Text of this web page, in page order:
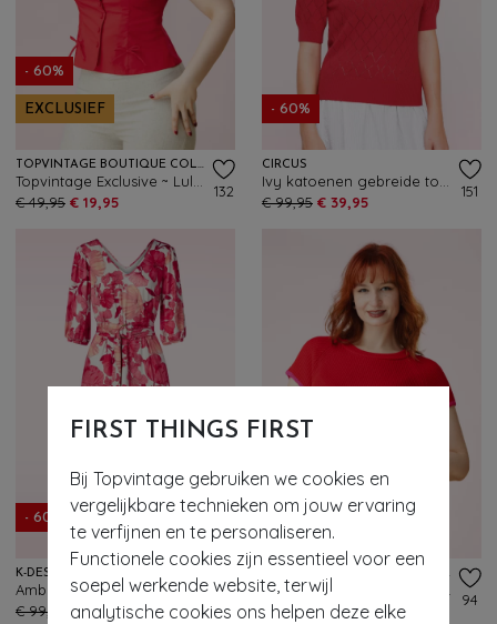
FIRST THINGS FIRST
Bij Topvintage gebruiken we cookies en
vergelijkbare technieken om jouw ervaring
te verfijnen en te personaliseren.
Functionele cookies zijn essentieel voor een
soepel werkende website, terwijl
analytische cookies ons helpen deze elke
- 60%
EXCLUSIEF
TOPVINTAGE BOUTIQUE COLLECTION
€ 49,95 € 19,95
132
- 60%
CIRCUS
€ 99,95 € 39,95
151
- 60%
K-DESIGN
Amber Blossom maxi jurk in gebroken wit en rood
€ 99,95
€ 39,95
- 60%
EXCLUSIEF
TOPVINTAGE BOUTIQUE COLLECTION
€ 49,95 € 19,95
94